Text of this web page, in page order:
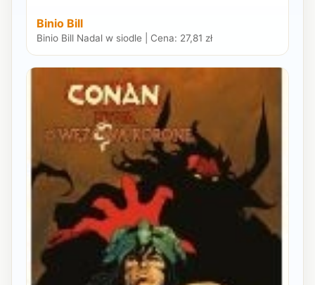
Binio Bill
Binio Bill Nadal w siodle | Cena: 27,81 zł